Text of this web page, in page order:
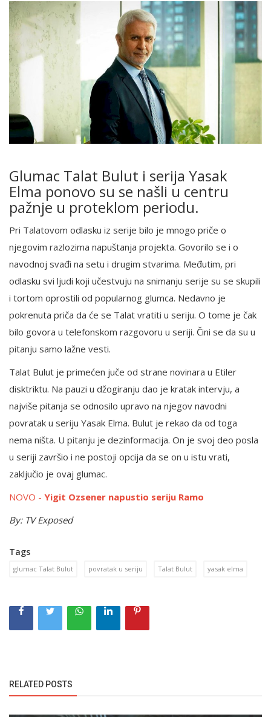
Glumac Talat Bulut i serija Yasak
Elma ponovo su se našli u centru
pažnje u proteklom periodu.
Pri Talatovom odlasku iz serije bilo je mnogo priče o
njegovim razlozima napuštanja projekta. Govorilo se i o
navodnoj svađi na setu i drugim stvarima. Međutim, pri
odlasku svi ljudi koji učestvuju na snimanju serije su se skupili
i tortom oprostili od popularnog glumca. Nedavno je
pokrenuta priča da će se Talat vratiti u seriju. O tome je čak
bilo govora u telefonskom razgovoru u seriji. Čini se da su u
pitanju samo lažne vesti.
Talat Bulut je primećen juče od strane novinara u Etiler
disktriktu. Na pauzi u džogiranju dao je kratak intervju, a
najviše pitanja se odnosilo upravo na njegov navodni
povratak u seriju Yasak Elma. Bulut je rekao da od toga
nema ništa. U pitanju je dezinformacija. On je svoj deo posla
u seriji završio i ne postoji opcija da se on u istu vrati,
zaključio je ovaj glumac.
NOVO - Yigit Ozsener napustio seriju Ramo
By: TV Exposed
Tags
glumac Talat Bulut povratak u seriju Talat Bulut yasak elma
RELATED POSTS